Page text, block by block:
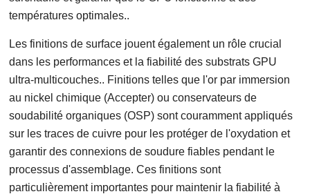
températures optimales..
Les finitions de surface jouent également un rôle crucial
dans les performances et la fiabilité des substrats GPU
ultra-multicouches.. Finitions telles que l'or par immersion
au nickel chimique (Accepter) ou conservateurs de
soudabilité organiques (OSP) sont couramment appliqués
sur les traces de cuivre pour les protéger de l'oxydation et
garantir des connexions de soudure fiables pendant le
processus d'assemblage. Ces finitions sont
particulièrement importantes pour maintenir la fiabilité à